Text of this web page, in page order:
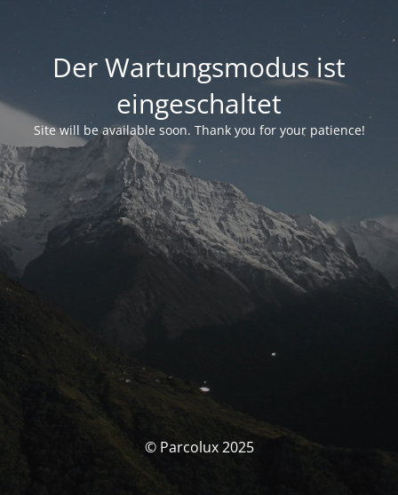
Der Wartungsmodus ist
eingeschaltet
Site will be available soon. Thank you for your patience!
© Parcolux 2025